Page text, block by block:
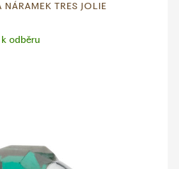
NÁRAMEK TRES JOLIE
odběru